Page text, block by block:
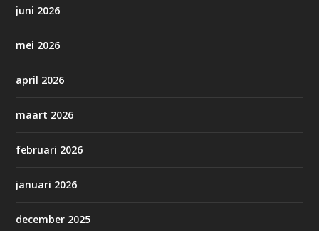
juni 2026
mei 2026
april 2026
maart 2026
februari 2026
januari 2026
december 2025